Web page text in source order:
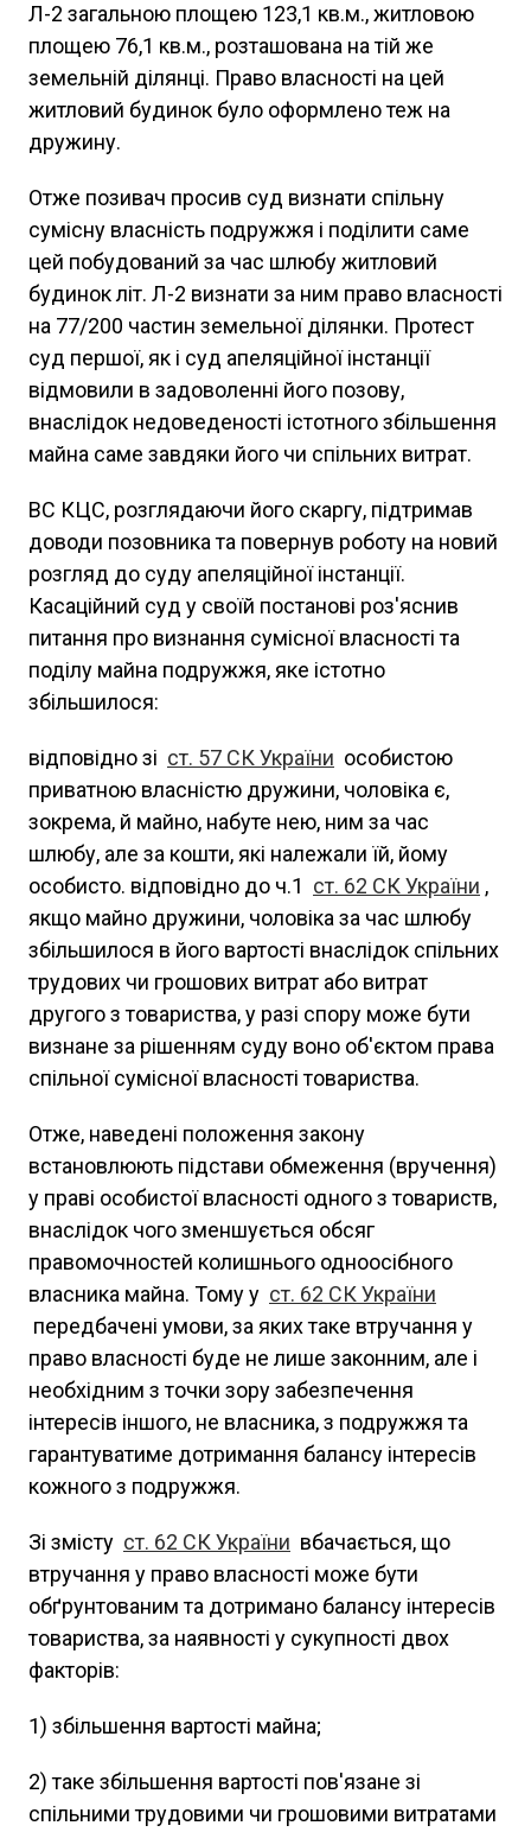
Л-2 загальною площею 123,1 кв.м., житловою
площею 76,1 кв.м., розташована на тій же
земельній ділянці. Право власності на цей
житловий будинок було оформлено теж на
дружину.
Отже позивач просив суд визнати спільну
сумісну власність подружжя і поділити саме
цей побудований за час шлюбу житловий
будинок літ. Л-2 визнати за ним право власності
на 77/200 частин земельної ділянки. Протест
суд першої, як і суд апеляційної інстанції
відмовили в задоволенні його позову,
внаслідок недоведеності істотного збільшення
майна саме завдяки його чи спільних витрат.
ВС КЦС, розглядаючи його скаргу, підтримав
доводи позовника та повернув роботу на новий
розгляд до суду апеляційної інстанції.
Касаційний суд у своїй постанові роз'яснив
питання про визнання сумісної власності та
поділу майна подружжя, яке істотно
збільшилося:
відповідно зі ст. 57 СК України особистою
приватною власністю дружини, чоловіка є,
зокрема, й майно, набуте нею, ним за час
шлюбу, але за кошти, які належали їй, йому
особисто. відповідно до ч.1 ст. 62 СК України ,
якщо майно дружини, чоловіка за час шлюбу
збільшилося в його вартості внаслідок спільних
трудових чи грошових витрат або витрат
другого з товариства, у разі спору може бути
визнане за рішенням суду воно об'єктом права
спільної сумісної власності товариства.
Отже, наведені положення закону
встановлюють підстави обмеження (вручення)
у праві особистої власності одного з товариств,
внаслідок чого зменшується обсяг
правомочностей колишнього одноосібного
власника майна. Тому у ст. 62 СК України
передбачені умови, за яких таке втручання у
право власності буде не лише законним, але і
необхідним з точки зору забезпечення
інтересів іншого, не власника, з подружжя та
гарантуватиме дотримання балансу інтересів
кожного з подружжя.
Зі змісту ст. 62 СК України вбачається, що
втручання у право власності може бути
обґрунтованим та дотримано балансу інтересів
товариства, за наявності у сукупності двох
факторів:
1) збільшення вартості майна;
2) таке збільшення вартості пов'язане зі
спільними трудовими чи грошовими витратами